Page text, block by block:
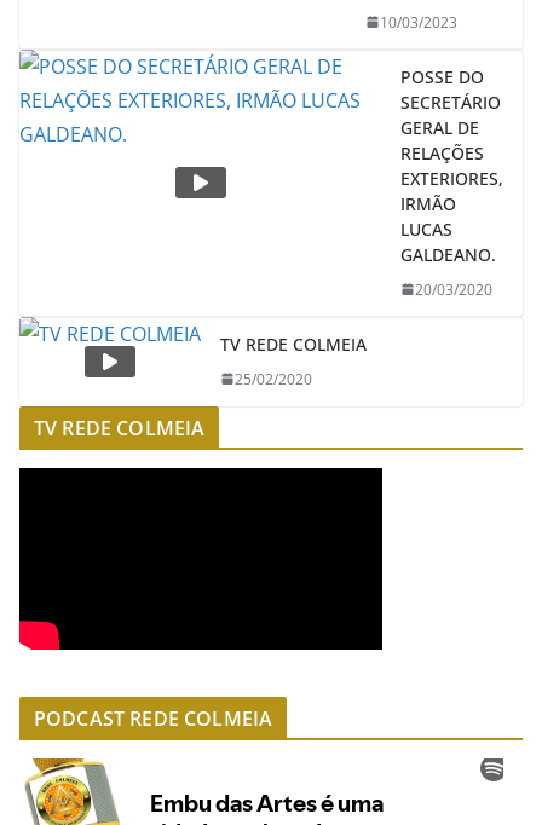
10/03/2023
POSSE DO
SECRETÁRIO
GERAL DE
RELAÇÕES
EXTERIORES,
IRMÃO
LUCAS
GALDEANO.
20/03/2020
TV REDE COLMEIA
25/02/2020
TV REDE COLMEIA
PODCAST REDE COLMEIA